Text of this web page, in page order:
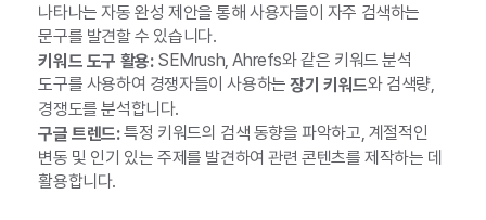
나타나는 자동 완성 제안을 통해 사용자들이 자주 검색하는
문구를 발견할 수 있습니다.
키워드 도구 활용:SEMrush, Ahrefs와 같은 키워드 분석
도구를 사용하여 경쟁자들이 사용하는장기 키워드와 검색량,
경쟁도를 분석합니다.
구글 트렌드:특정 키워드의 검색 동향을 파악하고, 계절적인
변동 및 인기 있는 주제를 발견하여 관련 콘텐츠를 제작하는 데
활용합니다.